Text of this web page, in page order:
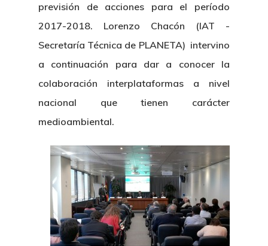
previsión de acciones para el período
2017-2018. Lorenzo Chacón (IAT -
Secretaría Técnica de PLANETA) intervino
a continuación para dar a conocer la
colaboración interplataformas a nivel
nacional que tienen carácter
medioambiental.